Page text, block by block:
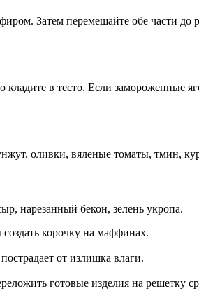
Затем перемешайте обе части до
в тесто. Если замороженные
оливки, вяленые томаты, тмин,
нарезанный бекон, зелень укропа.
корочку на маффинах.
от излишка влаги.
готовые изделия на решетку